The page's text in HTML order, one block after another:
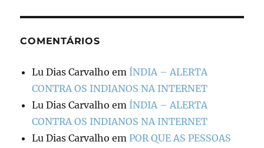
COMENTÁRIOS
Lu Dias Carvalho em ÍNDIA – ALERTA
CONTRA OS INDIANOS NA INTERNET
Lu Dias Carvalho em ÍNDIA – ALERTA
CONTRA OS INDIANOS NA INTERNET
Lu Dias Carvalho emPOR QUE AS PESSOAS